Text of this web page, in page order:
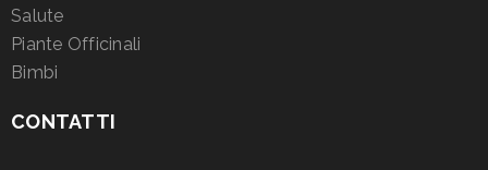
Salute
Piante Officinali
Bimbi
CONTATTI